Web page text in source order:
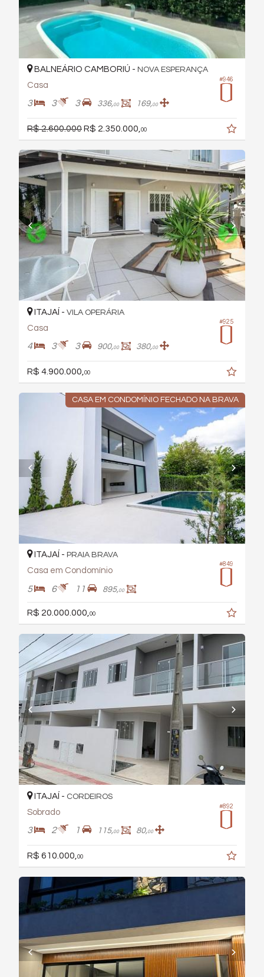
#946
BALNEÁRIO CAMBORIÚ - NOVA ESPERANÇA
Casa
3 3 3 336,00 169,00
R$ 2.600.000R$ 2.350.000,00
#925
ITAJAÍ - VILA OPERÁRIA
Casa
4 3 3 900,00 380,00
R$ 4.900.000, 00
CASA EM CONDOMÍNIO FECHADO NA BRAVA
#849
ITAJAÍ - PRAIA BRAVA
Casa em Condomínio
5 6 11 895,00
R$ 20.000.000,00
#892
ITAJAÍ - CORDEIROS
Sobrado
3 2 1 115,00 80,00
R$ 610.000, 00